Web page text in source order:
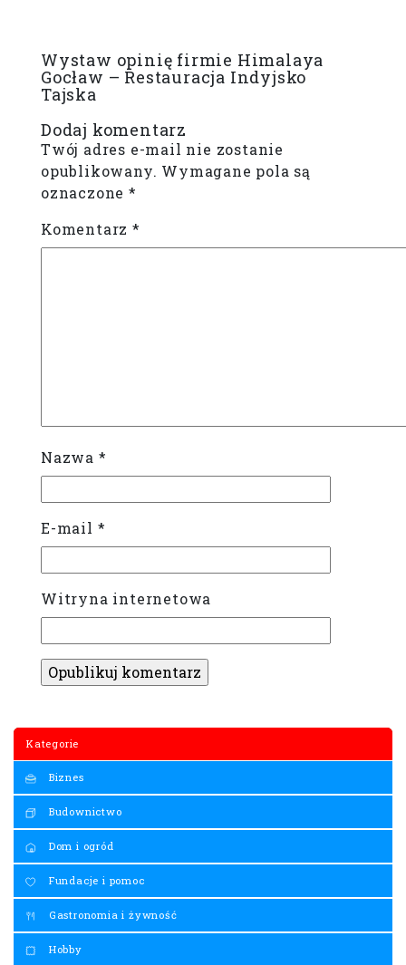
Kategorie
Biznes
Budownictwo
Dom i ogród
Fundacje i pomoc
Gastronomia i żywność
Hobby
Wystaw opinię firmie Himalaya
Gocław – Restauracja Indyjsko
Tajska
Dodaj komentarz
Twój adres e-mail nie zostanie
opublikowany. Wymagane pola są
oznaczone*
Komentarz*
Nazwa *
E-mail *
Witryna internetowa